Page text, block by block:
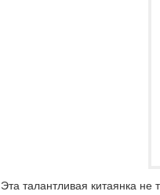
Эта талантливая китаянка не